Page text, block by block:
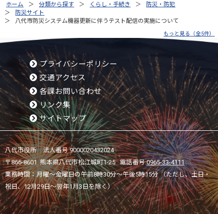
ホーム 分類から探す くらし・手続き
防災・防犯
防災サイト
八代市防災システム機器更新に伴うテスト配信の実施について
もっと見る（全5件）
プライバシーポリシー
交通アクセス
各課お問い合わせ
リンク集
サイトマップ
八代市役所 法人番号 9000020432024
〒866-8601 熊本県八代市松江城町1-25 電話番号:0965-33-4111
業務時間：月曜～金曜日の午前8時30分～午後5時15分 （ただし、土日・
祝日、12月29日～翌年1月3日を除く）